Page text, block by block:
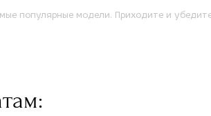
популярные модели. Приходите и